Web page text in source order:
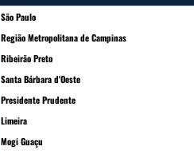
São Paulo
Região Metropolitana de Campinas
Ribeirão Preto
Santa Bárbara d'Oeste
Presidente Prudente
Limeira
Mogi Guaçu